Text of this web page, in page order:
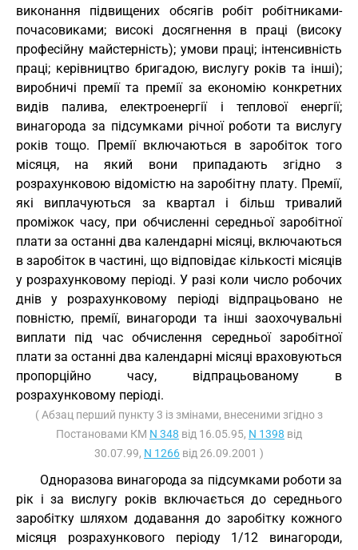
виконання підвищених обсягів робіт робітниками-
почасовиками; високі досягнення в праці (високу
професійну майстерність); умови праці; інтенсивність
праці; керівництво бригадою, вислугу років та інші);
виробничі премії та премії за економію конкретних
видів палива, електроенергії і теплової енергії;
винагорода за підсумками річної роботи та вислугу
років тощо. Премії включаються в заробіток того
місяця, на який вони припадають згідно з
розрахунковою відомістю на заробітну плату. Премії,
які виплачуються за квартал і більш тривалий
проміжок часу, при обчисленні середньої заробітної
плати за останні два календарні місяці, включаються
в заробіток в частині, що відповідає кількості місяців
у розрахунковому періоді. У разі коли число робочих
днів у розрахунковому періоді відпрацьовано не
повністю, премії, винагороди та інші заохочувальні
виплати під час обчислення середньої заробітної
плати за останні два календарні місяці враховуються
пропорційно часу, відпрацьованому в
розрахунковому періоді.
( Абзац перший пункту 3 із змінами, внесеними згідно з
Постановами КМ N 348 від 16.05.95, N 1398 від
30.07.99, N 1266 від 26.09.2001 )
Одноразова винагорода за підсумками роботи за
рік і за вислугу років включається до середнього
заробітку шляхом додавання до заробітку кожного
місяця розрахункового періоду 1/12 винагороди,